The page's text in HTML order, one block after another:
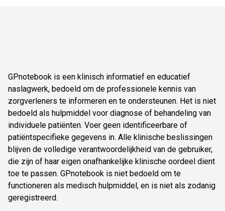
GPnotebook is een klinisch informatief en educatief
naslagwerk, bedoeld om de professionele kennis van
zorgverleners te informeren en te ondersteunen. Het is niet
bedoeld als hulpmiddel voor diagnose of behandeling van
individuele patiënten. Voer geen identificeerbare of
patiëntspecifieke gegevens in. Alle klinische beslissingen
blijven de volledige verantwoordelijkheid van de gebruiker,
die zijn of haar eigen onafhankelijke klinische oordeel dient
toe te passen. GPnotebook is niet bedoeld om te
functioneren als medisch hulpmiddel, en is niet als zodanig
geregistreerd.